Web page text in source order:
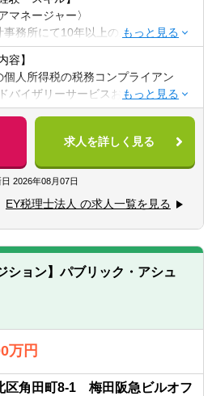
マネージャー〉
事務所にて10年以上の上記業務内容
り
：ビジネスレベル
TOEIC 860点以上を目安として英語
きに苦労しないレベル
Excel・Word・Powerpointの使用
ジャー〉
事務所にて7年以上の上記業務内容の
きに苦労しないレベル
Excel・Word・Powerpointの使用
～アシスタントマネージャー〉
：ビジネスレベル
TOEIC 730点以上を目安として英語
容】
個人所得税の税務コンプライアン
バイザリーサービスおよび関連サー
には】
業および外資系企業海外赴任者（日
、海外→日本）の個人税務に関する
提供
確定申告書作成・レビュー・提出
状況に応じた Tax Briefing（所得税・
説明）の提供
・住民税の納税サポート
査対応、Tax Equalization（税負担調
など
求人を詳しく見る
2026年08月07日
EY税理士法人 の求人一覧を見る
ション】パブリック・アシュ
万円
区角田町8-1 梅田阪急ビルオフ